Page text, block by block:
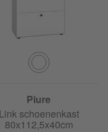
Piure
Link schoenenkast
80x112,5x40cm